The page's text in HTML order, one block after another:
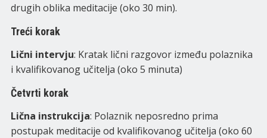
drugih oblika meditacije (oko 30 min).
Treći korak
Lični intervju: Kratak lični razgovor između polaznika
i kvalifikovanog učitelja (oko 5 minuta)
Četvrti korak
Lična instrukcija: Polaznik neposredno prima
postupak meditacije od kvalifikovanog učitelja (oko 60